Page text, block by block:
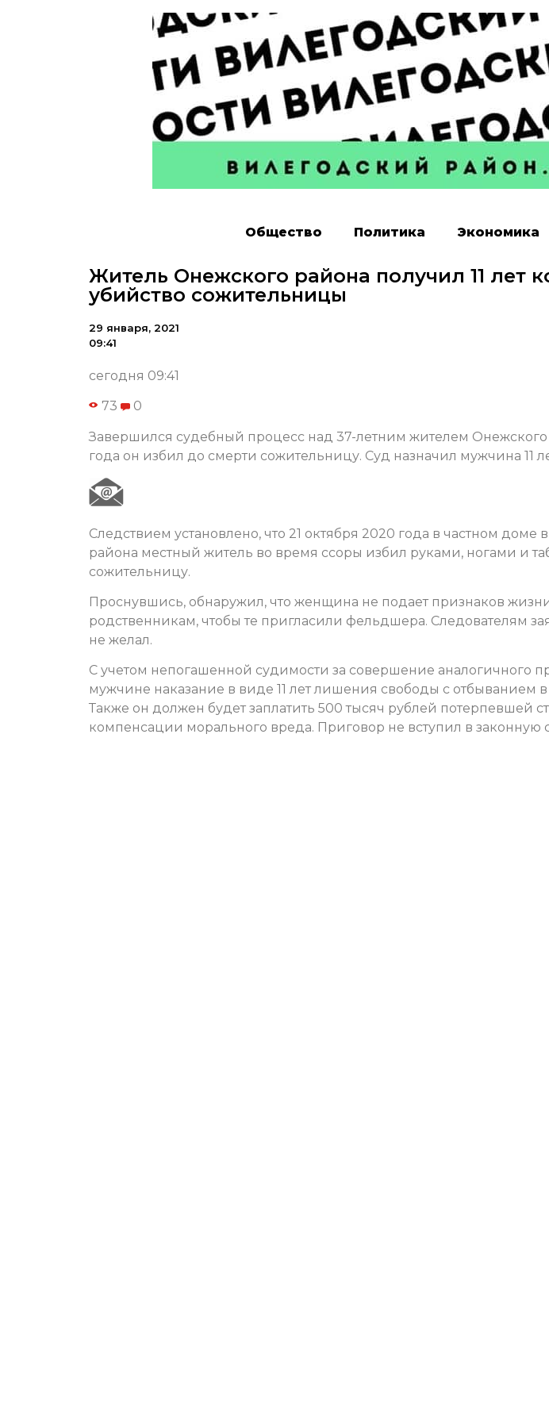
Общество Политика Экономика
Житель Онежского района получил 11 лет
убийство сожительницы
29 января, 2021
09:41
сегодня 09:41
73 0
Завершился судебный процесс над 37-летним жителем Онежского
года он избил до смерти сожительницу. Суд назначил мужчина 11
Следствием установлено, что 21 октября 2020 года в частном
района местный житель во время ссоры избил руками, ногами и
сожительницу.
Проснувшись, обнаружил, что женщина не подает признаков
родственникам, чтобы те пригласили фельдшера. Следователям
не желал.
С учетом непогашенной судимости за совершение аналогичного
мужчине наказание в виде 11 лет лишения свободы с отбыванием
Также он должен будет заплатить 500 тысяч рублей потерпевшей
компенсации морального вреда. Приговор не вступил в законную